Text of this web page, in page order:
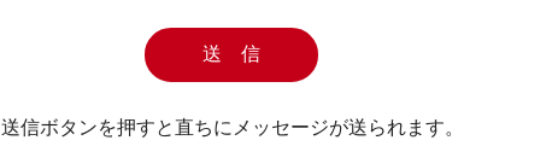
送信ボタンを押すと直ちにメッセージが送られます。